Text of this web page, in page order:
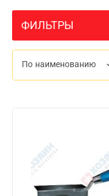
ФИЛЬТРЫ
По наименованию